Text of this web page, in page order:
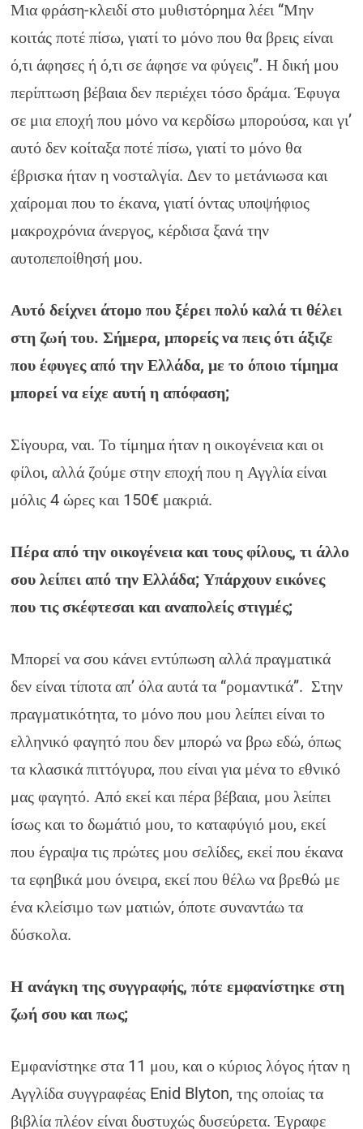
Μια φράση-κλειδί στο μυθιστόρημα λέει “Μην
κοιτάς ποτέ πίσω, γιατί το μόνο που θα βρεις είναι
ό,τι άφησες ή ό,τι σε άφησε να φύγεις”. Η δική μου
περίπτωση βέβαια δεν περιέχει τόσο δράμα. Έφυγα
σε μια εποχή που μόνο να κερδίσω μπορούσα, και γι’
αυτό δεν κοίταξα ποτέ πίσω, γιατί το μόνο θα
έβρισκα ήταν η νοσταλγία. Δεν το μετάνιωσα και
χαίρομαι που το έκανα, γιατί όντας υποψήφιος
μακροχρόνια άνεργος, κέρδισα ξανά την
αυτοπεποίθησή μου.
Αυτό δείχνει άτομο που ξέρει πολύ καλά τι θέλει
στη ζωή του. Σήμερα, μπορείς να πεις ότι άξιζε
που έφυγες από την Ελλάδα, με το όποιο τίμημα
μπορεί να είχε αυτή η απόφαση;
Σίγουρα, ναι. Το τίμημα ήταν η οικογένεια και οι
φίλοι, αλλά ζούμε στην εποχή που η Αγγλία είναι
μόλις 4 ώρες και 150€ μακριά.
Πέρα από την οικογένεια και τους φίλους, τι άλλο
σου λείπει από την Ελλάδα; Υπάρχουν εικόνες
που τις σκέφτεσαι και αναπολείς στιγμές;
Μπορεί να σου κάνει εντύπωση αλλά πραγματικά
δεν είναι τίποτα απ’ όλα αυτά τα “ρομαντικά”. Στην
πραγματικότητα, το μόνο που μου λείπει είναι το
ελληνικό φαγητό που δεν μπορώ να βρω εδώ, όπως
τα κλασικά πιττόγυρα, που είναι για μένα το εθνικό
μας φαγητό. Από εκεί και πέρα βέβαια, μου λείπει
ίσως και το δωμάτιό μου, το καταφύγιό μου, εκεί
που έγραψα τις πρώτες μου σελίδες, εκεί που έκανα
τα εφηβικά μου όνειρα, εκεί που θέλω να βρεθώ με
ένα κλείσιμο των ματιών, όποτε συναντάω τα
δύσκολα.
Η ανάγκη της συγγραφής, πότε εμφανίστηκε στη
ζωή σου και πως;
Εμφανίστηκε στα 11 μου, και ο κύριος λόγος ήταν η
Αγγλίδα συγγραφέας Enid Blyton, της οποίας τα
βιβλία πλέον είναι δυστυχώς δυσεύρετα. Έγραφε